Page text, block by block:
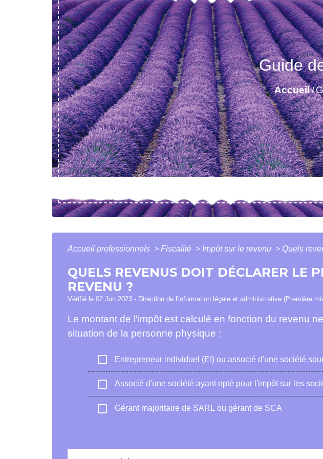
Guide
Accueil/
Accueil professionnels > Fiscalité > Impôt sur le revenu > Quels
QUELS REVENUS DOIT DÉCLARER LE
REVENU ?
Vérifié le 02 Jun 2023 - Direction de l'information légale et administrative (Première
Le montant de l'impôt est calculé en fonction du revenu
situation de la personne physique :
check_box_outline_blank Entrepreneur individuel (EI) ou associé d'une société
check_box_outline_blank Associé d'une société ayant opté pour l'impôt sur les
check_box_outline_blank Gérant majoritaire de SARL ou gérant de SCA